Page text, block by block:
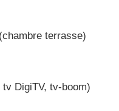
terrasse)
DigiTV, tv-boom)